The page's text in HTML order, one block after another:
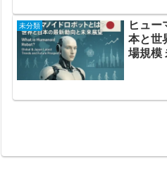
未分類
ヒュー
本と世
場規模